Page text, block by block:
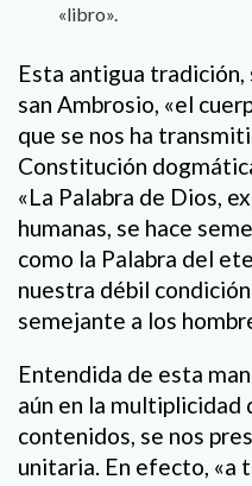
«libro».
Esta antigua tradición,
san Ambrosio, «el
que se nos ha
Constitución
«La Palabra de Dios,
humanas, se hace
como la Palabra del
nuestra débil
semejante a los
Entendida de esta
aún en la multiplicidad
contenidos, se nos
unitaria. En efecto, «a